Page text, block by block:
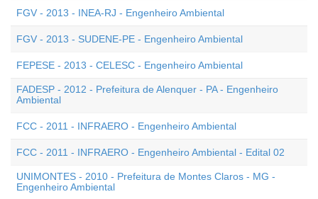
FGV - 2013 - INEA-RJ - Engenheiro Ambiental
FGV - 2013 - SUDENE-PE - Engenheiro Ambiental
FEPESE - 2013 - CELESC - Engenheiro Ambiental
FADESP - 2012 - Prefeitura de Alenquer - PA - Engenheiro
Ambiental
FCC - 2011 - INFRAERO - Engenheiro Ambiental
FCC - 2011 - INFRAERO - Engenheiro Ambiental - Edital 02
UNIMONTES - 2010 - Prefeitura de Montes Claros - MG -
Engenheiro Ambiental